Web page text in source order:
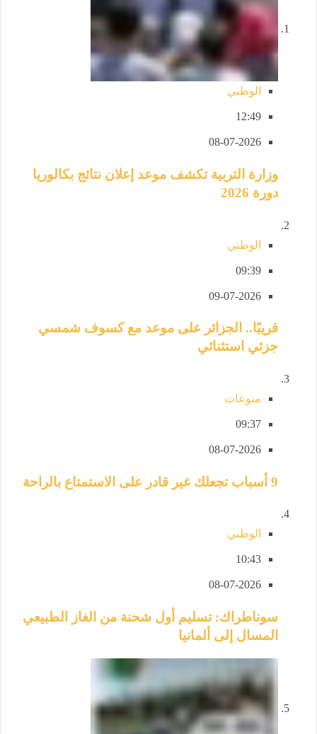
الوطني
12:49
08-07-2026
وزارة التربية تكشف موعد إعلان نتائج بكالوريا
دورة 2026
الوطني
09:39
09-07-2026
قريبًا.. الجزائر على موعد مع كسوف شمسي
جزئي استثنائي
منوعات
09:37
08-07-2026
9 أسباب تجعلك غير قادر على الاستمتاع بالراحة
الوطني
10:43
08-07-2026
سوناطراك: تسليم أول شحنة من الغاز الطبيعي
المسال إلى ألمانيا